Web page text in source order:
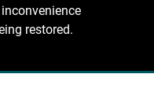
restored.